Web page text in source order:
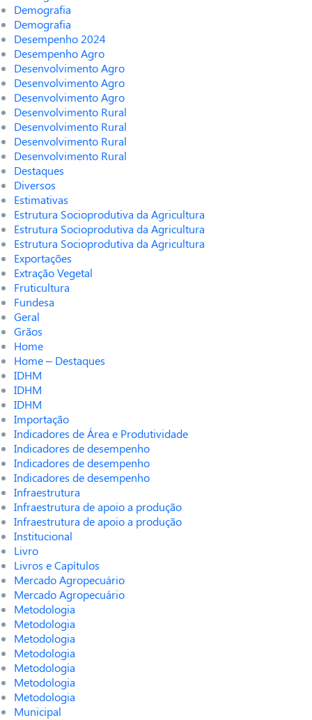
Demografia
Demografia
Desempenho 2024
Desempenho Agro
Desenvolvimento Agro
Desenvolvimento Agro
Desenvolvimento Agro
Desenvolvimento Rural
Desenvolvimento Rural
Desenvolvimento Rural
Desenvolvimento Rural
Destaques
Diversos
Estimativas
Estrutura Socioprodutiva da Agricultura
Estrutura Socioprodutiva da Agricultura
Estrutura Socioprodutiva da Agricultura
Exportações
Extração Vegetal
Fruticultura
Fundesa
Geral
Grãos
Home
Home – Destaques
IDHM
IDHM
IDHM
Importação
Indicadores de Área e Produtividade
Indicadores de desempenho
Indicadores de desempenho
Indicadores de desempenho
Infraestrutura
Infraestrutura de apoio a produção
Infraestrutura de apoio a produção
Institucional
Livro
Livros e Capítulos
Mercado Agropecuário
Mercado Agropecuário
Metodologia
Metodologia
Metodologia
Metodologia
Metodologia
Metodologia
Metodologia
Municipal